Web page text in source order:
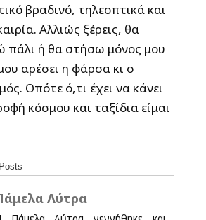
βραδινό, τηλεοπτικά και
Αλλιώς ξέρεις, θα
πάλι ή θα στήσω μόνoς μου
αρέσει η φάρσα κι ο
Οπότε ό,τι έχει να κάνει
κόσμου και ταξίδια είμαι
Λύτρα